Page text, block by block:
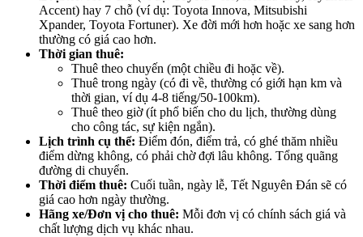
Accent) hay 7 chỗ (ví dụ: Toyota Innova, Mitsubishi
Xpander, Toyota Fortuner). Xe đời mới hơn hoặc xe sang hơn
thường có giá cao hơn.
Thời gian thuê:
Thuê theo chuyến (một chiều đi hoặc về).
Thuê trong ngày (có đi về, thường có giới hạn km và
thời gian, ví dụ 4-8 tiếng/50-100km).
Thuê theo giờ (ít phổ biến cho du lịch, thường dùng
cho công tác, sự kiện ngắn).
Lịch trình cụ thể: Điểm đón, điểm trả, có ghé thăm nhiều
điểm dừng không, có phải chờ đợi lâu không. Tổng quãng
đường di chuyển.
Thời điểm thuê: Cuối tuần, ngày lễ, Tết Nguyên Đán sẽ có
giá cao hơn ngày thường.
Hãng xe/Đơn vị cho thuê: Mỗi đơn vị có chính sách giá và
chất lượng dịch vụ khác nhau.